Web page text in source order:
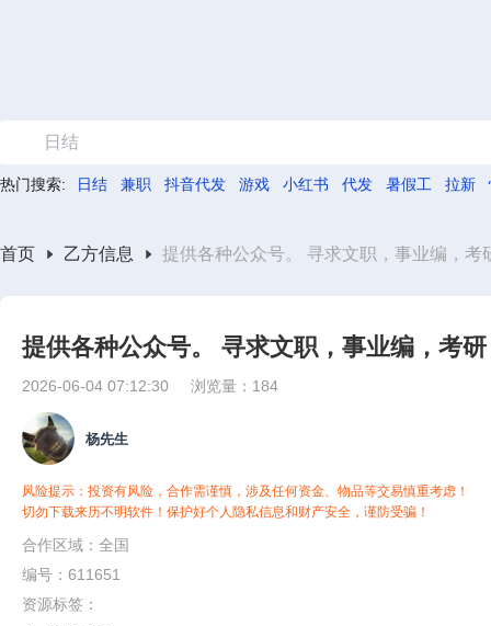
日结
热门搜索: 日结 兼职 抖音代发 游戏 小红书 代发 暑假工 拉新
首页 乙方信息 提供各种公众号。 寻求文职，事业编，考
提供各种公众号。 寻求文职，事业编，考
2026-06-04 07:12:30 浏览量：184
杨先生
风险提示：投资有风险，合作需谨慎，涉及任何资金、物品等交易慎重考虑！
切勿下载来历不明软件！保护好个人隐私信息和财产安全，谨防受骗！
合作区域：全国
编号：611651
资源标签：